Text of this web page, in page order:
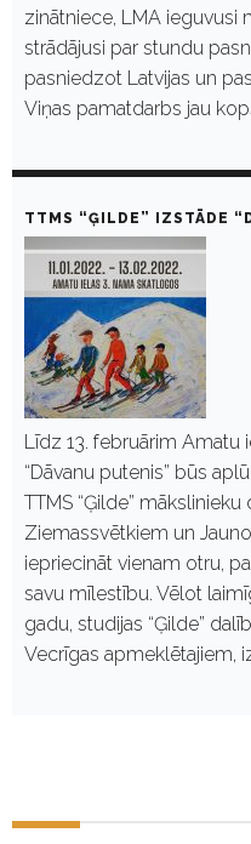
zinātniece, LMA ieguvusi
strādājusi par stundu
pasniedzot Latvijas un
Viņas pamatdarbs jau
TTMS “ĢILDE” IZSTĀDE
Līdz 13. februārim Amatu
“Dāvanu putenis” būs
TTMS “Ģilde”
Ziemassvētkiem un
iepriecināt vienam otru,
savu mīlestību. Vēlot
gadu, studijas “Ģilde”
Vecrīgas apmeklētajiem,